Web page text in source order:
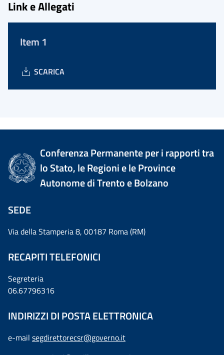
Link e Allegati
Item 1
SCARICA
Conferenza Permanente per i rapporti tra
lo Stato, le Regioni e le Province
Autonome di Trento e Bolzano
SEDE
Via della Stamperia 8, 00187 Roma (RM)
RECAPITI TELEFONICI
Segreteria
06.67796316
INDIRIZZI DI POSTA ELETTRONICA
e-mail segdirettorecsr@governo.it